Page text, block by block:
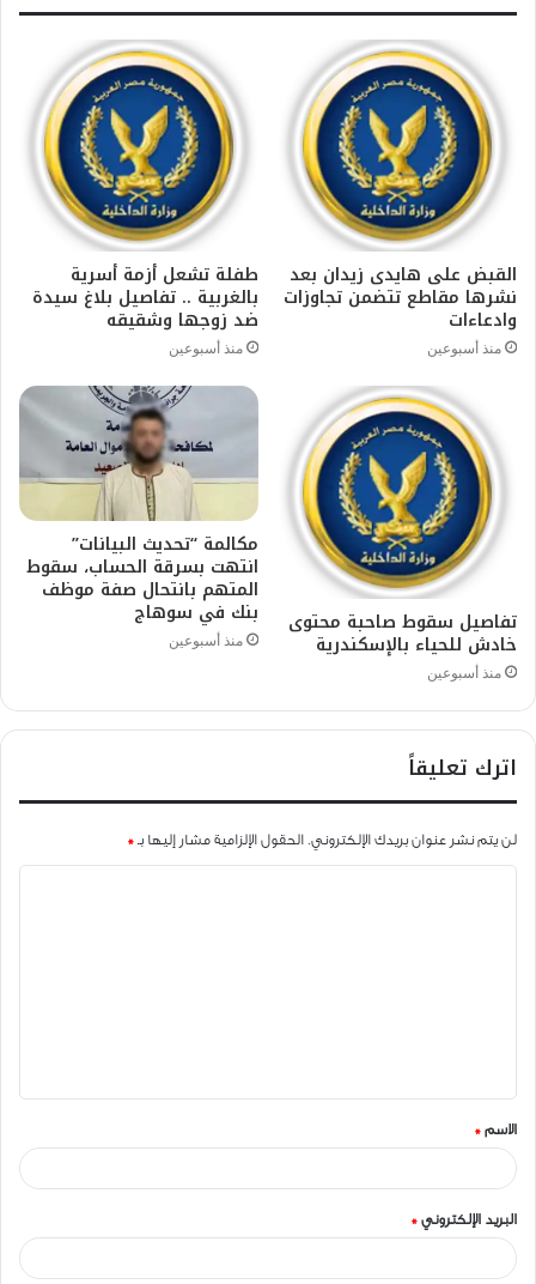
القبض على هايدى زيدان بعد
نشرها مقاطع تتضمن تجاوزات
وادعاءات
منذ أسبوعين
طفلة تشعل أزمة أسرية
بالغربية .. تفاصيل بلاغ سيدة
ضد زوجها وشقيقه
منذ أسبوعين
تفاصيل سقوط صاحبة محتوى
خادش للحياء بالإسكندرية
منذ أسبوعين
مكالمة “تحديث البيانات”
انتهت بسرقة الحساب، سقوط
المتهم بانتحال صفة موظف
بنك في سوهاج
منذ أسبوعين
اترك تعليقاً
لن يتم نشر عنوان بريدك الإلكتروني. الحقول الإلزامية مشار إليها بـ *
ق
*
الاسم *
البريد الإلكتروني *